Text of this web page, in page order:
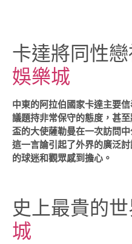
卡達將同性
娛樂城
中東的阿拉伯國家卡達主要
議題持非常保守的態度，甚
盃的大使薩勒曼在一次訪問
這一言論引起了外界的廣泛
的球迷和觀眾感到擔心。
史上最貴的
城